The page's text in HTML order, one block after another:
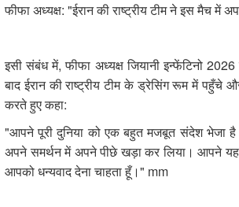
फीफा अध्यक्ष: "ईरान की राष्ट्रीय टीम ने इस मैच में
इसी संबंध में, फीफा अध्यक्ष जियानी इन्फेंटिनो
बाद ईरान की राष्ट्रीय टीम के ड्रेसिंग रूम में पहुँचे
करते हुए कहा:
"आपने पूरी दुनिया को एक बहुत मजबूत संदेश भेजा
अपने समर्थन में अपने पीछे खड़ा कर लिया। आपने
आपको धन्यवाद देना चाहता हूँ।" mm